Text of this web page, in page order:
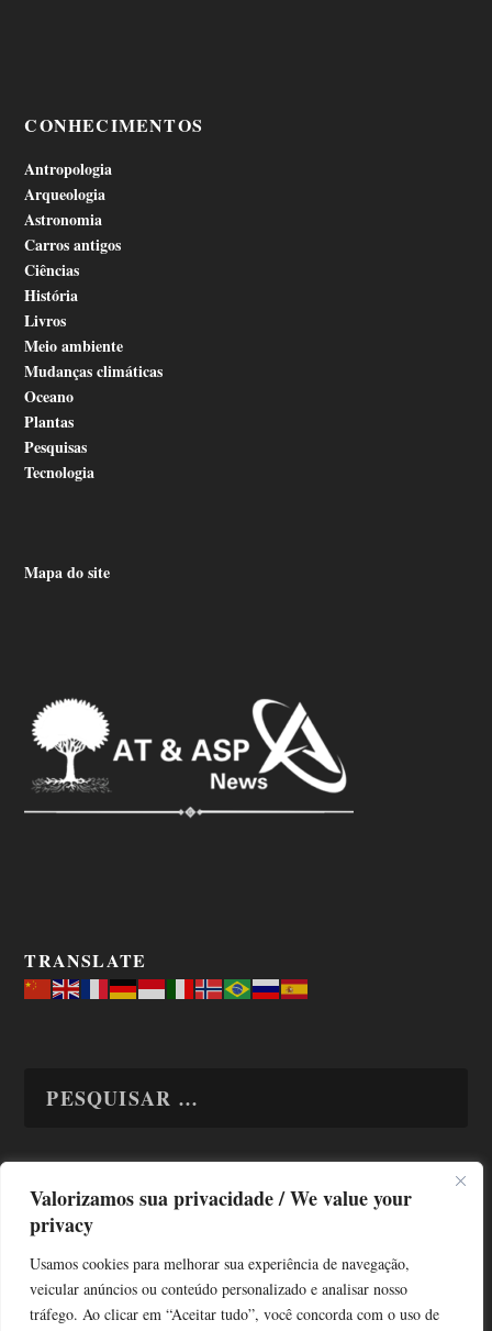
Valorizamos sua privacidade / We value your
privacy
Usamos cookies para melhorar sua experiência de navegação,
veicular anúncios ou conteúdo personalizado e analisar nosso
tráfego. Ao clicar em “Aceitar tudo”, você concorda com o uso de
CONHECIMENTOS
Antropologia
Arqueologia
Astronomia
Carros antigos
Ciências
História
Livros
Meio ambiente
Mudanças climáticas
Oceano
Plantas
Pesquisas
Tecnologia
Mapa do site
TRANSLATE
TODAS OS ASSUNTOS